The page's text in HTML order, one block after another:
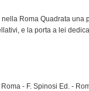
Roma Quadrata
e la porta a lei
- F. Spinosi Ed. -